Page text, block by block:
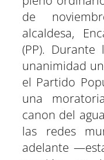
n
e
n
de
alcaldesa,
(PP).
unanimidad
el Partido
una
canon del
las redes
adelante